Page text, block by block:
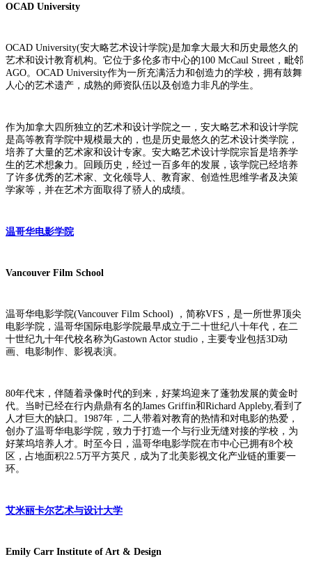
OCAD University
OCAD University(安大略艺术设计学院)是加拿大最大和历史最悠久的
艺术和设计教育机构。它位于多伦多市中心的100 McCaul Street，毗邻
AGO。OCAD University作为一所充满活力和创造力的学校，拥有鼓舞
人心的艺术遗产，成熟的师资队伍以及创造力非凡的学生。
作为加拿大四所独立的艺术和设计学院之一，安大略艺术和设计学院
是高等教育学院中规模最大的，也是历史最悠久的艺术设计类学院，
培养了大量的艺术家和设计专家。安大略艺术设计学院宗旨是培养学
生的艺术想象力。回顾历史，经过一百多年的发展，该学院已经培养
了许多优秀的艺术家、文化领导人、教育家、创造性思维学者及决策
学家等，并在艺术方面取得了骄人的成绩。
温哥华电影学院
Vancouver Film School
温哥华电影学院(Vancouver Film School) ，简称VFS，是一所世界顶尖
电影学院，温哥华国际电影学院最早成立于二十世纪八十年代，在二
十世纪九十年代校名称为Gastown Actor studio，主要专业包括3D动
画、电影制作、影视表演。
80年代末，伴随着录像时代的到来，好莱坞迎来了蓬勃发展的黄金时
代。当时已经在行内鼎鼎有名的James Griffin和Richard Appleby,看到了
人才巨大的缺口。1987年，二人带着对教育的热情和对电影的热爱，
创办了温哥华电影学院，致力于打造一个与行业无缝对接的学校，为
好莱坞培养人才。时至今日，温哥华电影学院在市中心已拥有8个校
区，占地面积22.5万平方英尺，成为了北美影视文化产业链的重要一
环。
艾米丽卡尔艺术与设计大学
Emily Carr Institute of Art & Design